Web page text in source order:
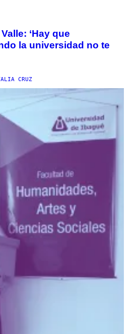
‘Hay que
la universidad no te
CRUZ